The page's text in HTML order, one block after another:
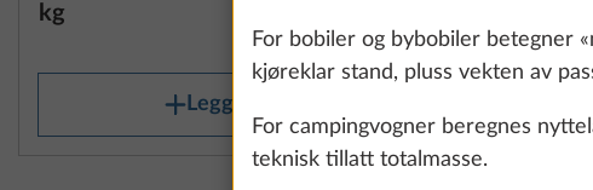
kg
10.0 kg
Legg til
For bobiler og bybobiler betegner
kjøreklar stand, pluss vekten av
For campingvogner beregnes
teknisk tillatt totalmasse.